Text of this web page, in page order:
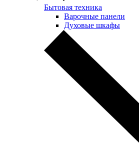
Бытовая техника
Варочные панели
Духовые шкафы